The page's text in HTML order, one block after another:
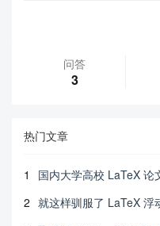
问答
3
热门文章
1
国内大学高校 LaTeX 论
2 就这样驯服了 LaTeX 浮